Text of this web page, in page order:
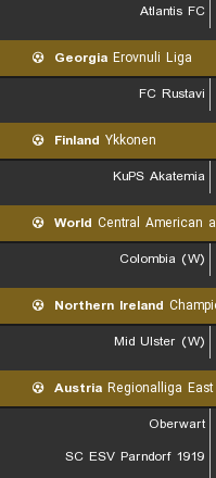
Atlantis FC
Georgia Erovnuli Liga
FC Rustavi
Finland Ykkonen
KuPS Akatemia
World Central American
Colombia (W)
Northern Ireland
Mid Ulster (W)
Austria Regionalliga East
Oberwart
SC ESV Parndorf 1919